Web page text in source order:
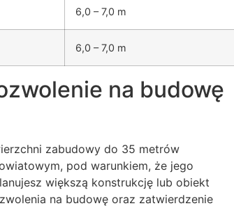
6,0 – 7,0 m
6,0 – 7,0 m
na budowę
zabudowy do 35 metrów
pod warunkiem, że jego
większą konstrukcję lub obiekt
na budowę oraz zatwierdzenie